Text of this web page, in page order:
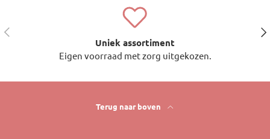
Vorige
Uniek assortiment
Eigen voorraad met zorg uitgekozen.
Terug naar boven